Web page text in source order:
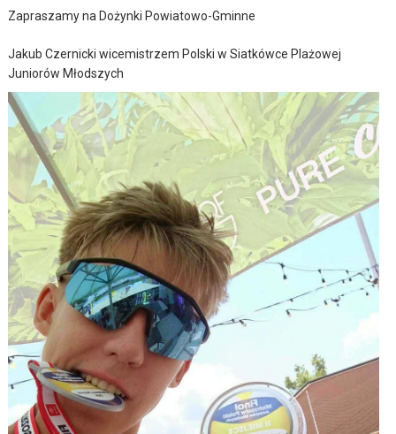
Zapraszamy na Dożynki Powiatowo-Gminne
Jakub Czernicki wicemistrzem Polski w Siatkówce Plażowej
Juniorów Młodszych